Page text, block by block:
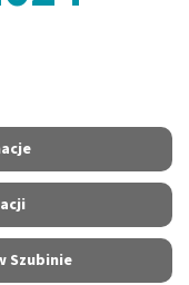
Szubinie